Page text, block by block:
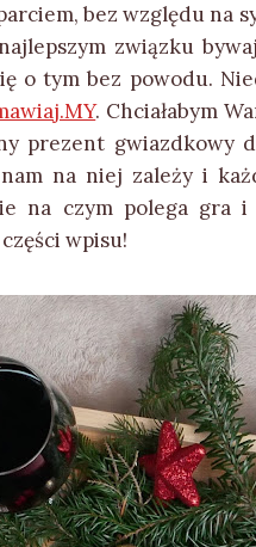
bez względu na
związku
o tym bez powodu.
. Chciałabym
prezent gwiazdkowy
na niej zależy i
na czym polega
wpisu!